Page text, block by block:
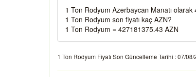
1 Ton Rodyum Azerbaycan Manatı
1 Ton Rodyum son fiyatı kaç AZN?
1 Ton Rodyum = 427181375.43 AZN
1 Ton Rodyum Fiyatı Son Güncelleme Tarihi : 07/